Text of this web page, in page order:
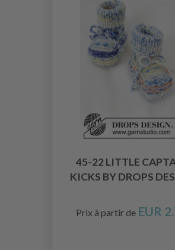
45-22 LITTLE
KICKS BY DROPS
Prix à partir de EUR